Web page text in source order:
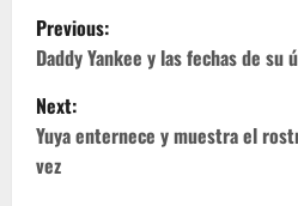
P
o
s
t
Previous:
Daddy Yankee y las fechas de
Next:
Yuya enternece y muestra el
vez